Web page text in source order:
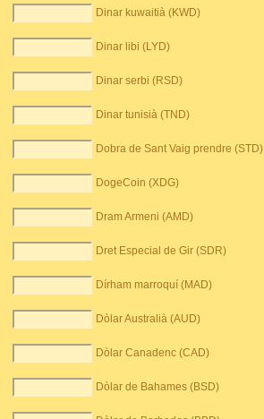
Dinar kuwaitià (KWD)
Dinar libi (LYD)
Dinar serbi (RSD)
Dinar tunisià (TND)
Dobra de Sant Vaig prendre (STD)
DogeCoin (XDG)
Dram Armeni (AMD)
Dret Especial de Gir (SDR)
Dírham marroquí (MAD)
Dòlar Australià (AUD)
Dòlar Canadenc (CAD)
Dòlar de Bahames (BSD)